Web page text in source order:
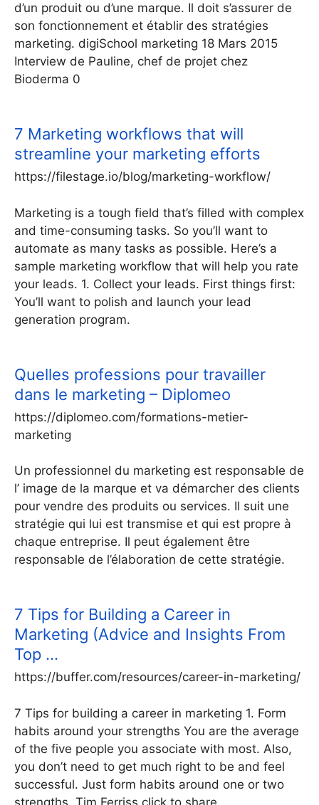
d’un produit ou d’une marque. Il doit s’assurer de
son fonctionnement et établir des stratégies
marketing. digiSchool marketing 18 Mars 2015
Interview de Pauline, chef de projet chez
Bioderma 0
7 Marketing workflows that will
streamline your marketing efforts
https://filestage.io/blog/marketing-workflow/
Marketing is a tough field that’s filled with complex
and time-consuming tasks. So you’ll want to
automate as many tasks as possible. Here’s a
sample marketing workflow that will help you rate
your leads. 1. Collect your leads. First things first:
You’ll want to polish and launch your lead
generation program.
Quelles professions pour travailler
dans le marketing – Diplomeo
https://diplomeo.com/formations-metier-
marketing
Un professionnel du marketing est responsable de
l’ image de la marque et va démarcher des clients
pour vendre des produits ou services. Il suit une
stratégie qui lui est transmise et qui est propre à
chaque entreprise. Il peut également être
responsable de l’élaboration de cette stratégie.
7 Tips for Building a Career in
Marketing (Advice and Insights From
Top …
https://buffer.com/resources/career-in-marketing/
7 Tips for building a career in marketing 1. Form
habits around your strengths You are the average
of the five people you associate with most. Also,
you don’t need to get much right to be and feel
successful. Just form habits around one or two
strengths. Tim Ferriss click to share